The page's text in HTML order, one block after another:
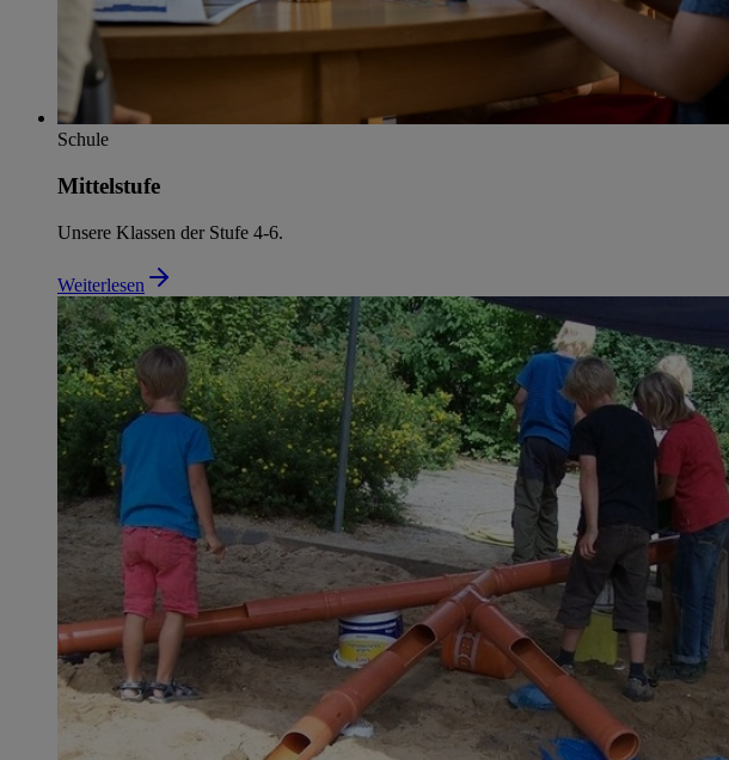
Schule
Mittelstufe
Unsere Klassen der Stufe 4-6.
Weiterlesen